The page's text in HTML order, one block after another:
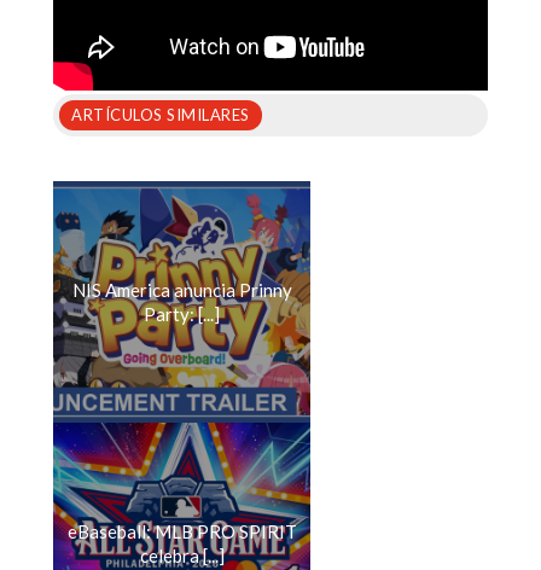
ARTÍCULOS SIMILARES
NIS America anuncia Prinny
Party: [...]
eBaseball: MLB PRO SPIRIT
celebra [...]